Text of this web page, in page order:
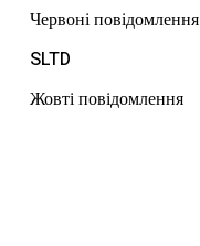
Червоні повідомлення
SLTD
Жовті повідомлення